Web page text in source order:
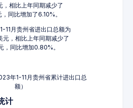
相比上年同期减少了
同比增加了6.10%。
11月贵州省进出口总额为
，相比上年同期减少了
，同比增加0.80%。
年1-11月贵州省累计进出口总
额）
计